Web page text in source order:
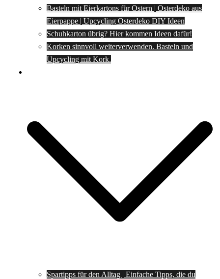
Basteln mit Eierkartons für Ostern | Osterdeko aus
Eierpappe | Upcycling Osterdeko DIY Ideen
Schuhkarton übrig? Hier kommen Ideen dafür!
Korken sinnvoll weiterverwenden. Basteln und
Upcycling mit Kork.
Spartipps für den Alltag | Einfache Tipps, die du